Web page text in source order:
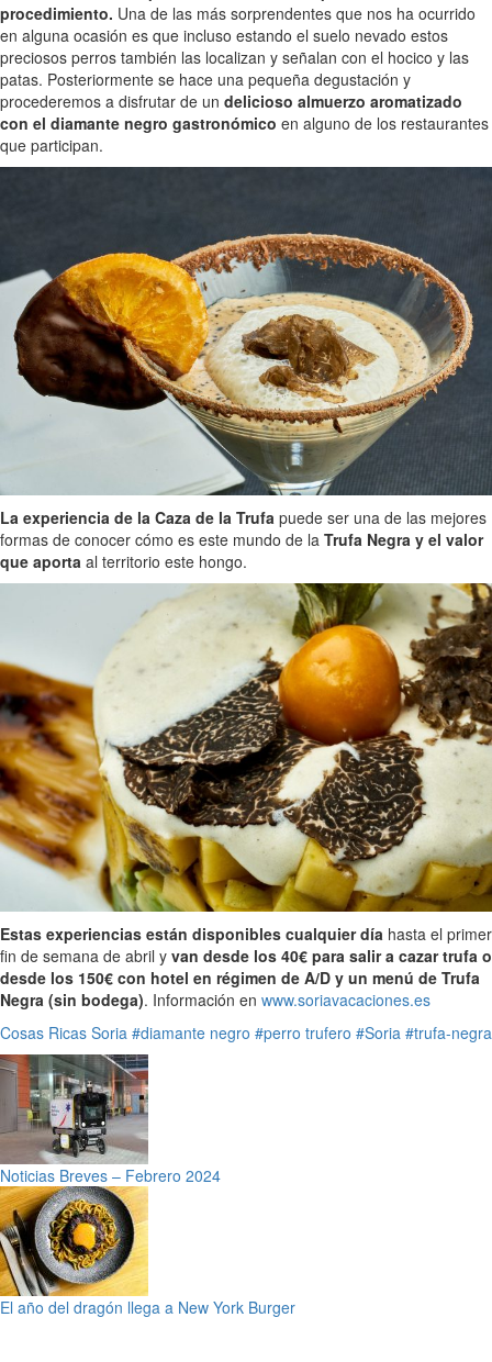
procedimiento. Una de las más sorprendentes que nos ha ocurrido
en alguna ocasión es que incluso estando el suelo nevado estos
preciosos perros también las localizan y señalan con el hocico y las
patas. Posteriormente se hace una pequeña degustación y
procederemos a disfrutar de un delicioso almuerzo aromatizado
con el diamante negro gastronómico en alguno de los restaurantes
que participan.
La experiencia de la Caza de la Trufa puede ser una de las mejores
formas de conocer cómo es este mundo de la Trufa Negra y el valor
que aporta al territorio este hongo.
Estas experiencias están disponibles cualquier día hasta el primer
fin de semana de abril y van desde los 40€ para salir a cazar trufa o
desde los 150€ con hotel en régimen de A/D y un menú de Trufa
Negra (sin bodega). Información en www.soriavacaciones.es
Cosas Ricas Soria #diamante negro #perro trufero #Soria #trufa-negra
Noticias Breves – Febrero 2024
El año del dragón llega a New York Burger